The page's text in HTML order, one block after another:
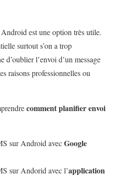
est une option très utile.
surtout s’on a trop
d’oublier l’envoi d’un message
raisons professionnelles ou
comment planifier envoi
sur Android avecGoogle
sur Andorid avec l’application